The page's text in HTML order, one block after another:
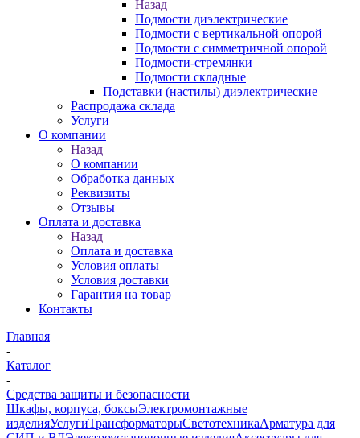
Назад
Подмости диэлектрические
Подмости с вертикальной опорой
Подмости с симметричной опорой
Подмости-стремянки
Подмости складные
Подставки (настилы) диэлектрические
Распродажа склада
Услуги
О компании
Назад
О компании
Обработка данных
Реквизиты
Отзывы
Оплата и доставка
Назад
Оплата и доставка
Условия оплаты
Условия доставки
Гарантия на товар
Контакты
Главная
-
Каталог
-
Средства защиты и безопасности
Шкафы, корпуса, боксыЭлектромонтажные
изделияУслугиТрансформаторыСветотехникаАрматура для